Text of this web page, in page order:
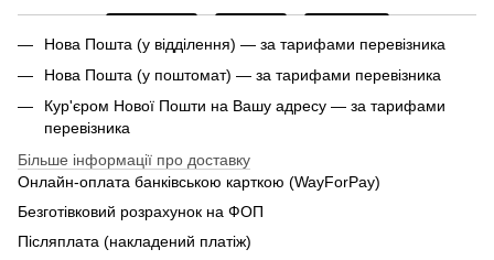
Нова Пошта (у відділення) — за тарифами перевізника
Нова Пошта (у поштомат) — за тарифами перевізника
Кур'єром Нової Пошти на Вашу адресу — за тарифами
перевізника
Більше інформації про доставку
Онлайн-оплата банківською карткою (WayForPay)
Безготівковий розрахунок на ФОП
Післяплата (накладений платіж)